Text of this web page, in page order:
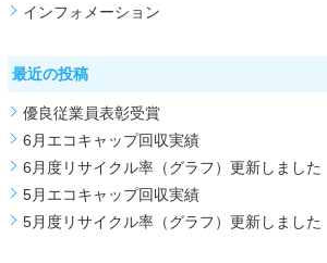
インフォメーション
最近の投稿
優良従業員表彰受賞
6月エコキャップ回収実績
6月度リサイクル率（グラフ）更新しました
5月エコキャップ回収実績
5月度リサイクル率（グラフ）更新しました